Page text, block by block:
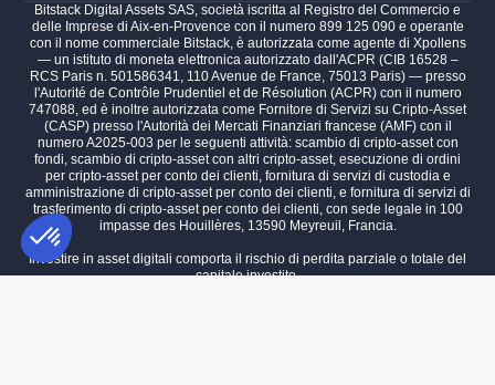
Bitstack Digital Assets SAS, società iscritta al Registro del Commercio e
delle Imprese di Aix-en-Provence con il numero 899 125 090 e operante
con il nome commerciale Bitstack, è autorizzata come agente di Xpollens
— un istituto di moneta elettronica autorizzato dall'ACPR (CIB 16528 –
RCS Paris n. 501586341, 110 Avenue de France, 75013 Paris) — presso
l'Autorité de Contrôle Prudentiel et de Résolution (ACPR) con il numero
747088, ed è inoltre autorizzata come Fornitore di Servizi su Cripto-Asset
(CASP) presso l'Autorità dei Mercati Finanziari francese (AMF) con il
numero A2025-003 per le seguenti attività: scambio di cripto-asset con
fondi, scambio di cripto-asset con altri cripto-asset, esecuzione di ordini
per cripto-asset per conto dei clienti, fornitura di servizi di custodia e
amministrazione di cripto-asset per conto dei clienti, e fornitura di servizi di
trasferimento di cripto-asset per conto dei clienti, con sede legale in 100
impasse des Houillères, 13590 Meyreuil, Francia.
Investire in asset digitali comporta il rischio di perdita parziale o totale del
capitale investito.